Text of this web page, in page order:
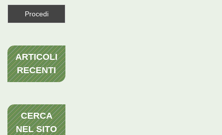
ARTICOLI
RECENTI
CERCA
NEL SITO